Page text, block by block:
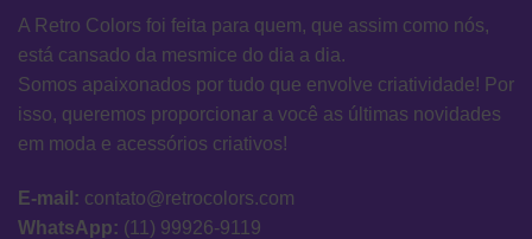
A Retro Colors foi feita para quem, que assim como nós,
está cansado da mesmice do dia a dia.
Somos apaixonados por tudo que envolve criatividade! Por
isso, queremos proporcionar a você as últimas novidades
em moda e acessórios criativos!
E-mail: contato@retrocolors.com
WhatsApp: (11) 99926-9119